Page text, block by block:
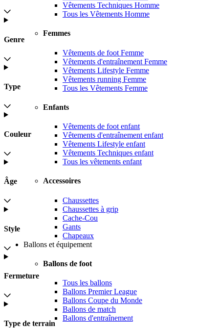
Vêtements Techniques Homme
Tous les Vêtements Homme
Femmes
Vêtements de foot Femme
Vêtements d'entraînement Femme
Vêtements Lifestyle Femme
Vêtements running Femme
Tous les Vêtements Femme
Enfants
Vêtements de foot enfant
Vêtements d'entraînement enfant
Vêtements Lifestyle enfant
Vêtements Techniques enfant
Tous les vêtements enfant
Accessoires
Chaussettes
Chaussettes à grip
Cache-Cou
Gants
Chapeaux
Ballons et équipement
Ballons de foot
Tous les ballons
Ballons Premier League
Ballons Coupe du Monde
Ballons de match
Ballons d'entraînement
Genre
Type
Couleur
Âge
Style
Fermeture
Type de terrain